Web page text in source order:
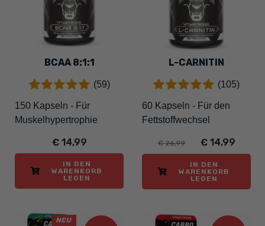
BCAA 8:1:1
(59)
150 Kapseln - Für
Muskelhypertrophie
€ 14,99
IN DEN
WARENKORB
LEGEN
L-CARNITIN
(105)
60 Kapseln - Für den
Fettstoffwechsel
€ 26,99 € 14,99
IN DEN
WARENKORB
LEGEN
NEU